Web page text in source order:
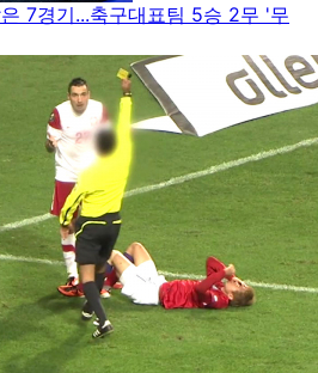
7경기...축구대표팀 5승 2무 '무